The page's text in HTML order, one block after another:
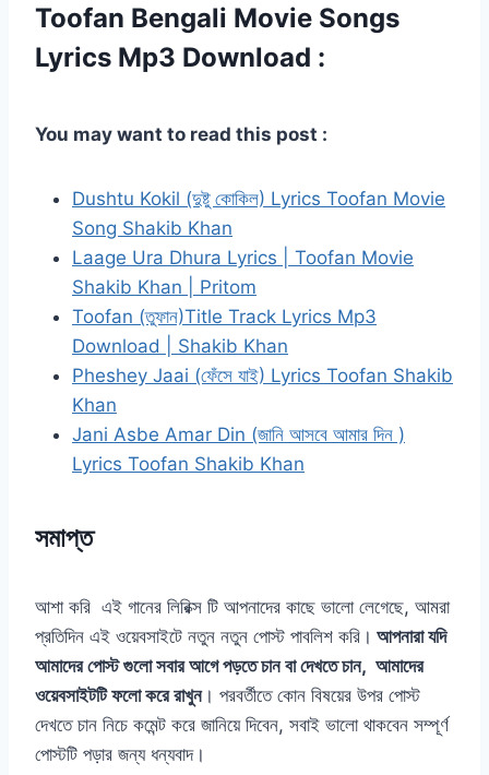
Toofan Bengali Movie Songs
Lyrics Mp3 Download :
You may want to read this post :
Dushtu Kokil (দুষ্টু কোকিল) Lyrics Toofan Movie
Song Shakib Khan
Laage Ura Dhura Lyrics | Toofan Movie
Shakib Khan | Pritom
Toofan (তুফান)Title Track Lyrics Mp3
Download | Shakib Khan
Pheshey Jaai (ফেঁসে যাই) Lyrics Toofan Shakib
Khan
Jani Asbe Amar Din (জানি আসবে আমার দিন )
Lyrics Toofan Shakib Khan
সমাপ্ত
আশা করি এই গানের লিরিক্স টি আপনাদের কাছে ভালো লেগেছে, আমরা
প্রতিদিন এই ওয়েবসাইটে নতুন নতুন পোস্ট পাবলিশ করি। আপনারা যদি
আমাদের পোস্ট গুলো সবার আগে পড়তে চান বা দেখতে চান, আমাদের
ওয়েবসাইটটি ফলো করে রাখুন। পরবর্তীতে কোন বিষয়ের উপর পোস্ট
দেখতে চান নিচে কমেন্ট করে জানিয়ে দিবেন, সবাই ভালো থাকবেন সম্পূর্ণ
পোস্টটি পড়ার জন্য ধন্যবাদ।